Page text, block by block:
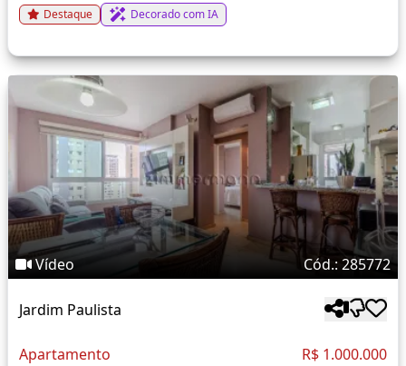
Destaque Decorado com IA
Vídeo Cód.: 285772
Jardim Paulista
Apartamento R$ 1.000.000